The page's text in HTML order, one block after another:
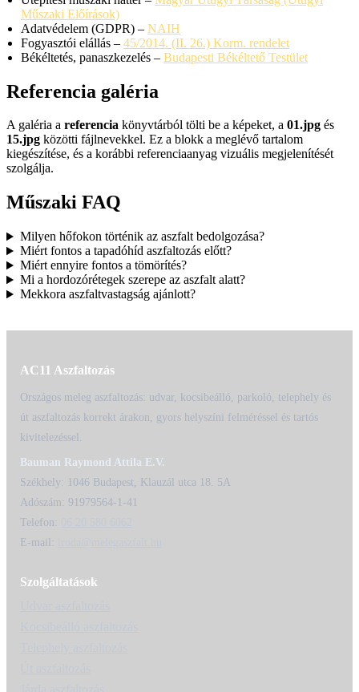
Műszaki Előírások)
Adatvédelem (GDPR) – NAIH
Fogyasztói elállás – 45/2014. (II. 26.) Korm. rendelet
Békéltetés, panaszkezelés – Budapesti Békéltető Testület
Referencia galéria
A galéria a referencia könyvtárból tölti be a képeket, a 01.jpg és
15.jpg közötti fájlnevekkel. Ez a blokk a meglévő tartalom
kiegészítése, és a korábbi referenciaanyag vizuális megjelenítését
szolgálja.
Műszaki FAQ
Milyen hőfokon történik az aszfalt bedolgozása?
Miért fontos a tapadóhíd aszfaltozás előtt?
Miért ennyire fontos a tömörítés?
Mi a hordozórétegek szerepe az aszfalt alatt?
Mekkora aszfaltvastagság ajánlott?
AC11 Aszfaltozás
Országos meleg aszfaltozás: udvar, kocsibeálló, parkoló, telephely és
út aszfaltozás korrekt árakon, gyors helyszíni felméréssel és tartós
kivitelezéssel.
Bauman Raymond Attila E.V.
Székhely: 1046 Budapest, Klauzál utca 18. 5A
Adószám: 91979564-1-41
Telefon:
E-mail:
Szolgáltatások